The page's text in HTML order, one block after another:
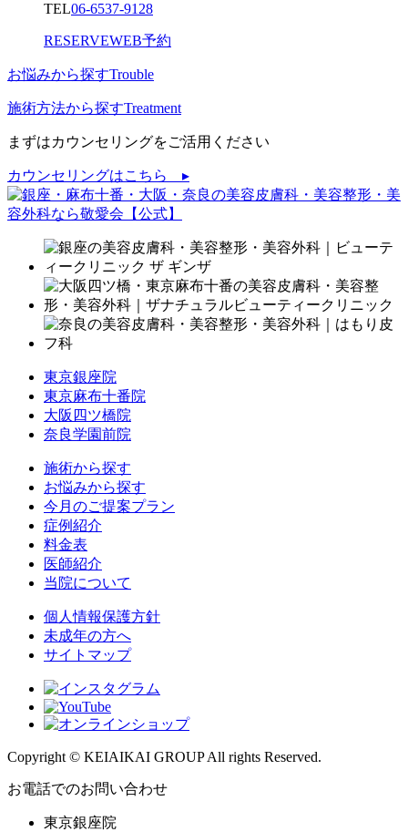
TEL06-6537-9128
RESERVEWEB予約
お悩みから探すTrouble
施術方法から探すTreatment
まずはカウンセリングをご活用ください
カウンセリングはこちら ▸
東京銀座院
東京麻布十番院
大阪四ツ橋院
奈良学園前院
施術から探す
お悩みから探す
今月のご提案プラン
症例紹介
料金表
医師紹介
当院について
個人情報保護方針
未成年の方へ
サイトマップ
Copyright © KEIAIKAI GROUP All rights Reserved.
お電話でのお問い合わせ
東京銀座院